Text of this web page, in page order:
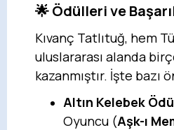
🌟 Ödülleri ve
Kıvanç Tatlıtuğ, hem
uluslararası alanda
kazanmıştır. İşte bazı
Altın Kelebek
Oyuncu (Aşk-ı